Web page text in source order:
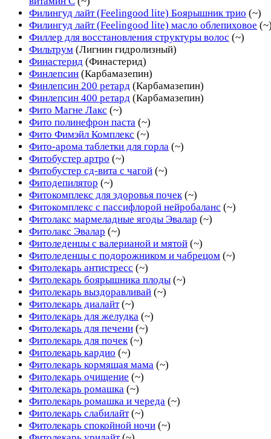
Филингуд лайт (Feelingood lite) Боярышник трио (~)
Филингуд лайт (Feelingood lite) масло облепиховое
Филлер для восстановления структуры волос (~)
Фильтрум (Лигнин гидролизный)
Финастерид (Финастерид)
Финлепсин (Карбамазепин)
Финлепсин 200 ретард (Карбамазепин)
Финлепсин 400 ретард (Карбамазепин)
Фито Магне Лакс (~)
Фито полинефрон паста (~)
Фито Фимэйл Комплекс (~)
Фито-арома таблетки для горла (~)
Фитобустер артро (~)
Фитобустер сд-вита с чагой (~)
Фитодепилятор (~)
Фитокомплекс для здоровья почек (~)
Фитокомплекс с пассифлорой нейробаланс (~)
Фитолакс мармеладные ягоды Эвалар (~)
Фитолакс Эвалар (~)
Фитоледенцы с валерианой и мятой (~)
Фитоледенцы с подорожником и чабрецом (~)
Фитолекарь антистресс (~)
Фитолекарь боярышника плоды (~)
Фитолекарь выздоравливай (~)
Фитолекарь диалайт (~)
Фитолекарь для желудка (~)
Фитолекарь для печени (~)
Фитолекарь для почек (~)
Фитолекарь кардио (~)
Фитолекарь кормящая мама (~)
Фитолекарь очищение (~)
Фитолекарь ромашка (~)
Фитолекарь ромашка и череда (~)
Фитолекарь слабилайт (~)
Фитолекарь спокойной ночи (~)